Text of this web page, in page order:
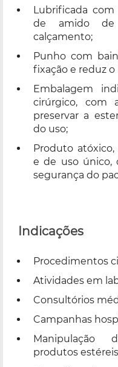
Lubrificada
de amido de
calçamento;
Punho com
fixação e reduz
Embalagem
cirúrgico, com
preservar a
do uso;
Produto atóxico,
e de uso único,
segurança do
Indicações
Procedimentos
Atividades em
Consultórios
Campanhas
Manipulação
produtos